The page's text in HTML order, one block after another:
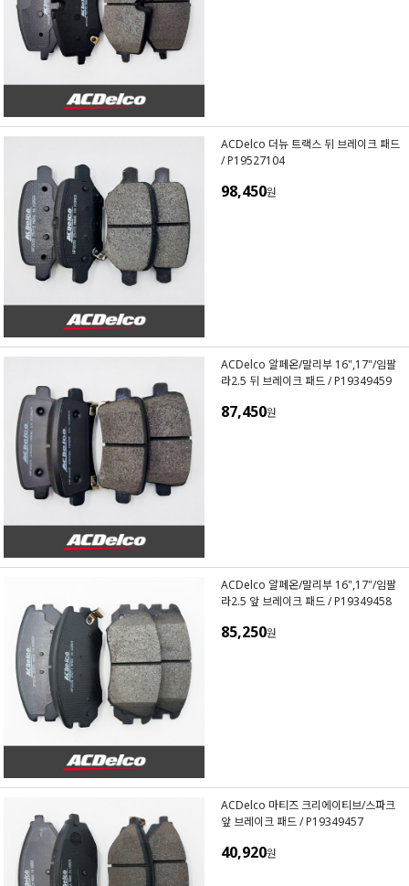
ACDelco 더뉴 트랙스 뒤 브레이크 패드
/ P19527104
98,450원
ACDelco 알페온/말리부 16",17"/임팔
라2.5 뒤 브레이크 패드 / P19349459
87,450원
ACDelco 알페온/말리부 16",17"/임팔
라2.5 앞 브레이크 패드 / P19349458
85,250원
ACDelco 마티즈 크리에이티브/스파크
앞 브레이크 패드 / P19349457
40,920원